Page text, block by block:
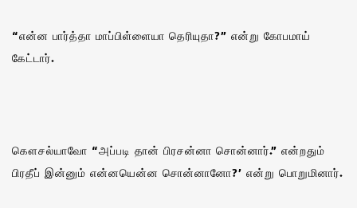
“என்ன பார்த்தா மாப்பிள்ளையா தெரியுதா?” என்று கோபமாய்
கேட்டார்.
கௌசல்யாவோ “அப்படி தான் பிரசன்னா சொன்னார்.” என்றதும்
பிரதீப் இன்னும் என்னயென்ன சொன்னானோ?’ என்று பொறுமினார்.